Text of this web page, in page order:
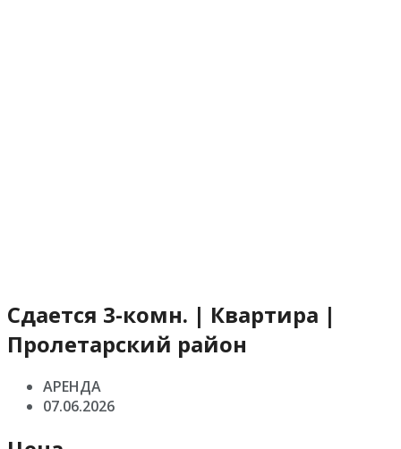
Сдается 3-комн. | Квартира |
Пролетарский район
АРЕНДА
07.06.2026